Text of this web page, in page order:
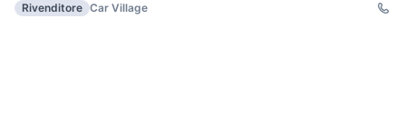
Rivenditore Car Village